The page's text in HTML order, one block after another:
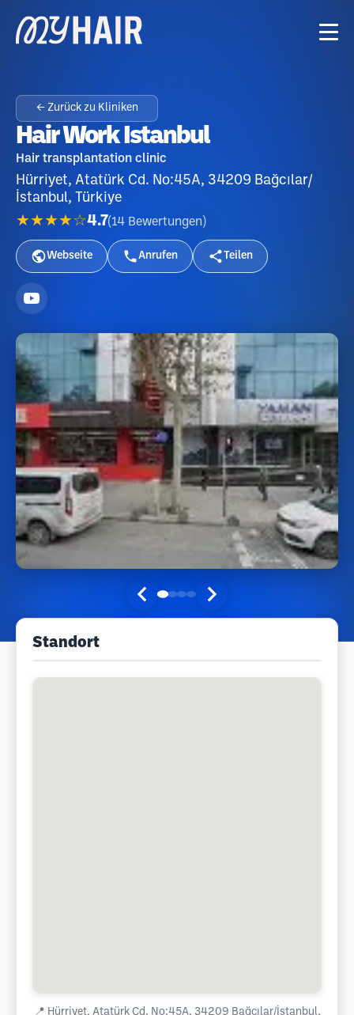
← Zurück zu Kliniken
Hair Work Istanbul
Hair transplantation clinic
Hürriyet, Atatürk Cd. No:45A, 34209 Bağcılar/
İstanbul, Türkiye
★★★★☆4.7(14 Bewertungen )
Webseite Anrufen Teilen
Standort
📍 Hürriyet, Atatürk Cd. No:45A, 34209 Bağcılar/İstanbul,